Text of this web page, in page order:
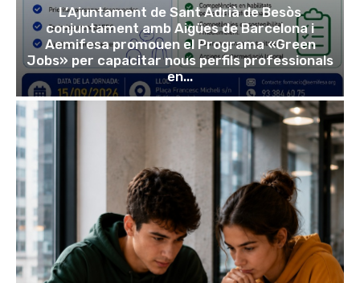
L’Ajuntament de Sant Adrià de Besòs
conjuntament amb Aigües de Barcelona i
Aemifesa promouen el Programa «Green
Jobs» per capacitar nous perfils professionals
en...